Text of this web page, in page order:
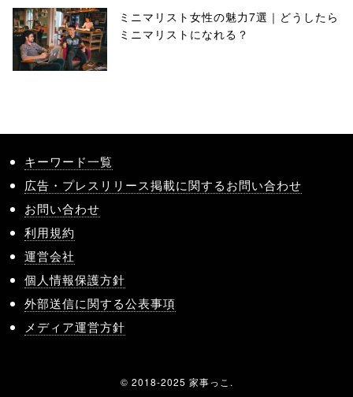
ミニマリスト女性の魅力7選｜どうしたら
ミニマリストになれる？
キーワード一覧
広告・プレスリリース掲載に関するお問い合わせ
お問い合わせ
利用規約
運営会社
個人情報保護方針
外部送信に関する公表事項
メディア運営方針
© 2018-2025 家事っこ.